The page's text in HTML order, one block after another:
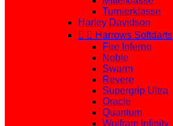
Turnierklasse
Harley Davidson
  Harrows Softdarts
Fire Inferno
Noble
Swarm
Revere
Supergrip Ultra
Oracle
Quantum
Wolfram Infinity